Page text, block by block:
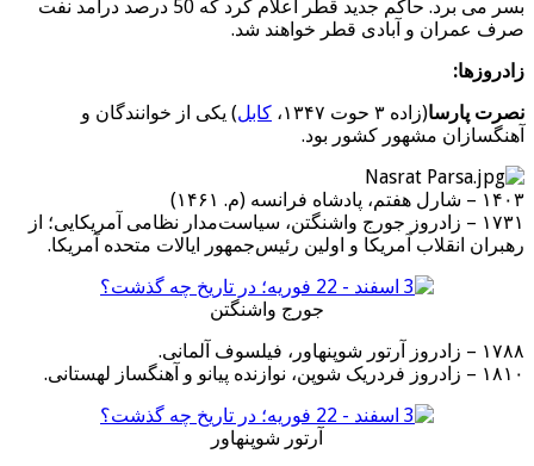
بسر می برد. حاکم جدید قطر اعلام کرد که 50 درصد درآمد نفت
صرف عمران و آبادی قطر خواهند شد.
زادروزها:
نصرت پارسا(زاده ۳ حوت ۱۳۴۷، کابل) یکی از خوانندگان و
آهنگسازان مشهور کشور بود.
۱۴۰۳ – شارل هفتم، پادشاه فرانسه (م. ۱۴۶۱)
۱۷۳۱ – زادروز جورج واشنگتن، سیاست‌مدار نظامی آمریکایی؛ از
رهبران انقلاب آمریکا و اولین رئیس‌جمهور ایالات متحده آمریکا.
جورج واشنگتن
۱۷۸۸ – زادروز آرتور شوپنهاور، فیلسوف آلمانی.
۱۸۱۰ – زادروز فردریک شوپن، نوازنده پیانو و آهنگساز لهستانی.
آرتور شوپنهاور